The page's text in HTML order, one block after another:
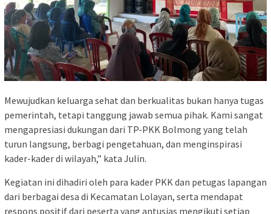
Mewujudkan keluarga sehat dan berkualitas bukan hanya tugas
pemerintah, tetapi tanggung jawab semua pihak. Kami sangat
mengapresiasi dukungan dari TP-PKK Bolmong yang telah
turun langsung, berbagi pengetahuan, dan menginspirasi
kader-kader di wilayah,” kata Julin.
Kegiatan ini dihadiri oleh para kader PKK dan petugas lapangan
dari berbagai desa di Kecamatan Lolayan, serta mendapat
respons positif dari peserta yang antusias mengikuti setiap